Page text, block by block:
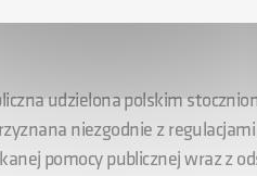
majątkowych Stoczni Gdynia
udzielona polskim
niezgodnie z
pomocy publicznej wraz z